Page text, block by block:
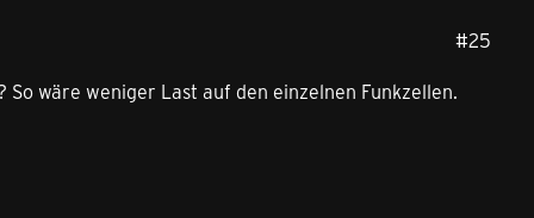
#25
wäre weniger Last auf den einzelnen Funkzellen.